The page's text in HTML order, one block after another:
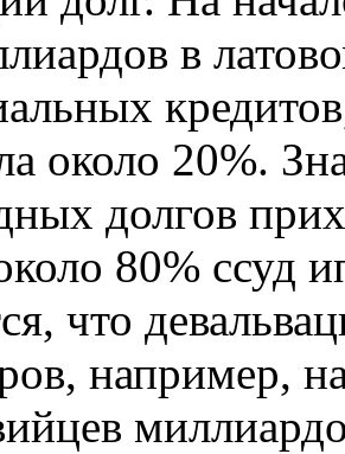
в
около 20%.
долгов
80% ссуд
что
например,